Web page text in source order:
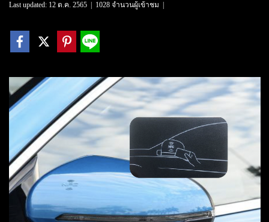
Last updated: 12 ต.ค. 2565 1028 จำนวนผู้เข้าชม